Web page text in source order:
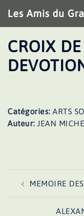
au
contenu
Les Amis du
CROIX
Catégories: ARTS
Auteur: JEAN
d’article
MEMOIRE